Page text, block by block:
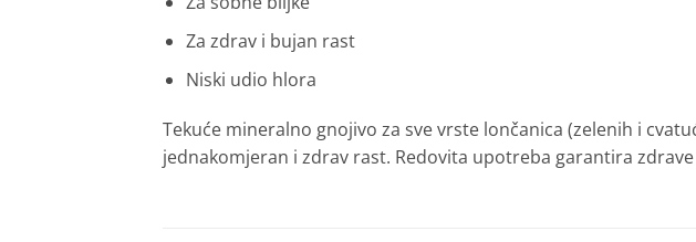
Za zdrav i bujan rast
Niski udio hlora
Tekuće mineralno gnojivo za sve vrste lončanica (zelenih i
jednakomjeran i zdrav rast. Redovita upotreba garantira